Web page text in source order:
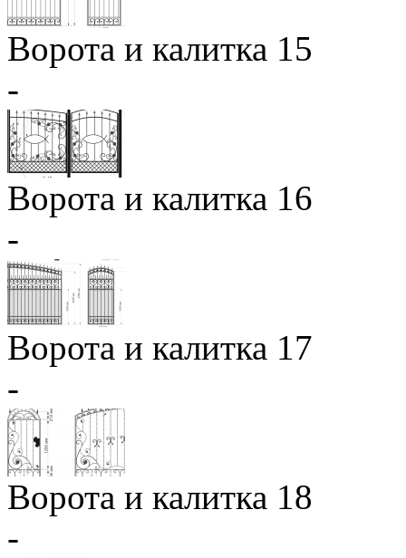
Ворота и калитка 15
-
Ворота и калитка 16
-
Ворота и калитка 17
-
Ворота и калитка 18
-